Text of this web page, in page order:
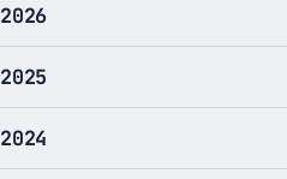
2026
2025
2024